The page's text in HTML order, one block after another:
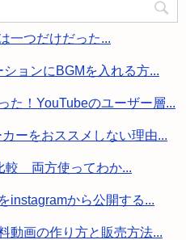
一つだけだった...
ョンにBGMを入れる方...
た！YouTubeのユーザー層...
ーをおススメしない理由...
較 両方使ってわか...
instagramから公開する...
動画の作り方と販売方法...